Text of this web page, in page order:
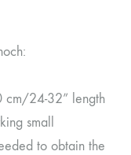
cm/24-32” length
small
to obtain the